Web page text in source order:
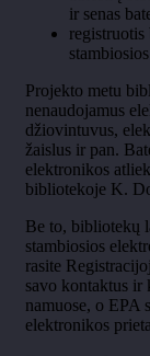
ir senas
Projekto metu
nenaudojamus
džiovintuvus,
žaislus ir pan.
elektronikos
bibliotekoje K.
Be to, bibliotekų
stambiosios
rasite
savo kontaktus ir
namuose, o EPA
elektronikos